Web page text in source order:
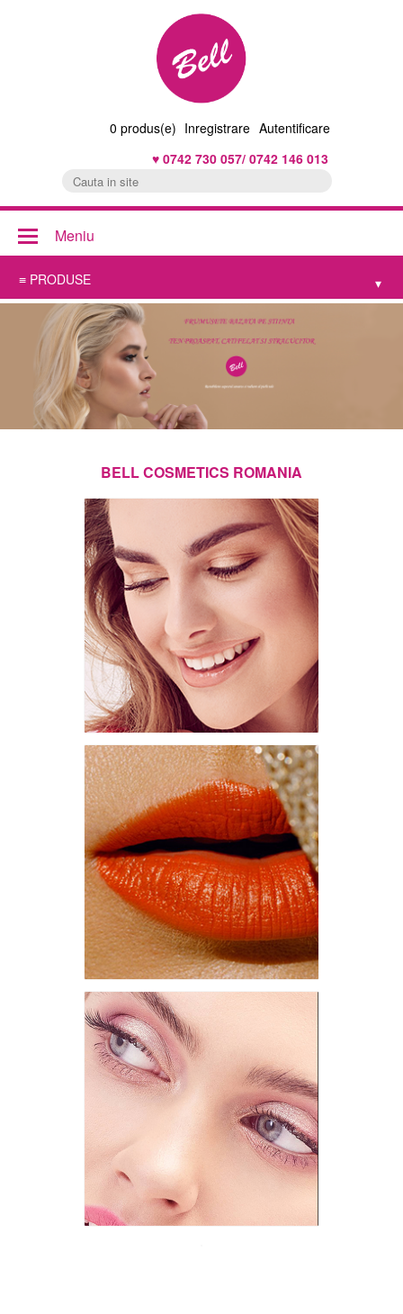
0 produs(e) Inregistrare Autentificare
♥ 0742 730 057/ 0742 146 013
Meniu
≡ PRODUSE ▾
BELL COSMETICS ROMANIA